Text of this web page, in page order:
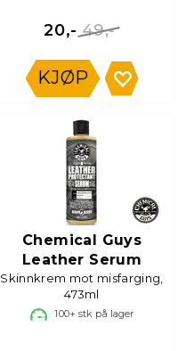
49,-
20,-
KJØP
Chemical Guys
Leather Serum
Skinnkrem mot misfarging,
473ml
100+ stk på lager